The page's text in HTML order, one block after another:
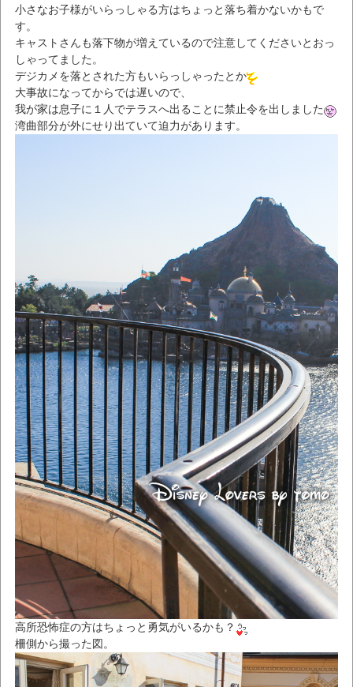
小さなお子様がいらっしゃる方はちょっと落ち着かないかもで
す。
キャストさんも落下物が増えているので注意してくださいとおっ
しゃってました。
デジカメを落とされた方もいらっしゃったとか
大事故になってからでは遅いので、
我が家は息子に１人でテラスへ出ることに禁止令を出しました
湾曲部分が外にせり出ていて迫力があります。
高所恐怖症の方はちょっと勇気がいるかも？
柵側から撮った図。